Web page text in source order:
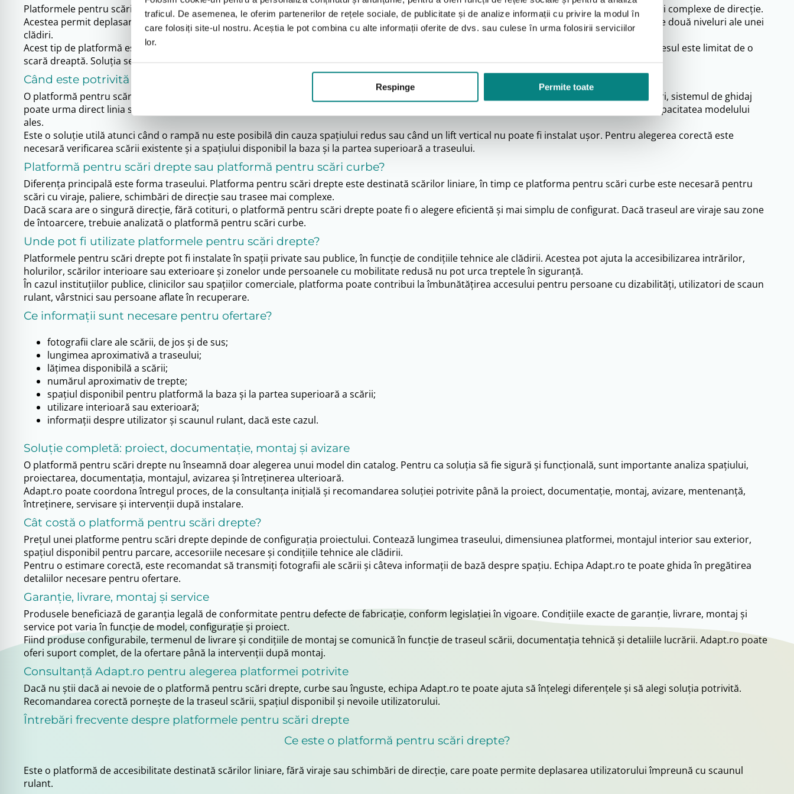
traficul. De asemenea, le oferim partenerilor de rețele sociale, de publicitate și de analize informații cu privire la modul în
care folosiți site-ul nostru. Aceștia le pot combina cu alte informații oferite de dvs. sau culese în urma folosirii serviciilor
lor.
Respinge Permite toate
Platformele pentru scări drepte sunt sisteme de accesibilitate recomandate atunci când traseul scării este liniar, fără viraje, curbe sau schimbări complexe de direcție.
Acestea permit deplasarea în siguranță a persoanelor cu dizabilități, a utilizatorilor de scaun rulant sau a persoanelor cu mobilitate redusă între două niveluri ale unei
clădiri.
Acest tip de platformă este potrivit pentru locuințe private, instituții, clinici, spații comerciale, școli, sedii administrative sau alte clădiri unde accesul este limitat de o
scară dreaptă. Soluția se configurează în funcție de spațiul disponibil, lățimea scării, lungimea traseului și modul real de utilizare.
Când este potrivită o platformă pentru scări drepte?
O platformă pentru scări drepte este potrivită atunci când scara are un traseu simplu, liniar, fără paliere intermediare sau viraje. În aceste cazuri, sistemul de ghidaj
poate urma direct linia scării, iar platforma poate transporta utilizatorul împreună cu scaunul rulant, în funcție de dimensiunea platformei și capacitatea modelului
ales.
Este o soluție utilă atunci când o rampă nu este posibilă din cauza spațiului redus sau când un lift vertical nu poate fi instalat ușor. Pentru alegerea corectă este
necesară verificarea scării existente și a spațiului disponibil la baza și la partea superioară a traseului.
Platformă pentru scări drepte sau platformă pentru scări curbe?
Diferența principală este forma traseului. Platforma pentru scări drepte este destinată scărilor liniare, în timp ce platforma pentru scări curbe este necesară pentru
scări cu viraje, paliere, schimbări de direcție sau trasee mai complexe.
Dacă scara are o singură direcție, fără cotituri, o platformă pentru scări drepte poate fi o alegere eficientă și mai simplu de configurat. Dacă traseul are viraje sau zone
de întoarcere, trebuie analizată o platformă pentru scări curbe.
Unde pot fi utilizate platformele pentru scări drepte?
Platformele pentru scări drepte pot fi instalate în spații private sau publice, în funcție de condițiile tehnice ale clădirii. Acestea pot ajuta la accesibilizarea intrărilor,
holurilor, scărilor interioare sau exterioare și zonelor unde persoanele cu mobilitate redusă nu pot urca treptele în siguranță.
În cazul instituțiilor publice, clinicilor sau spațiilor comerciale, platforma poate contribui la îmbunătățirea accesului pentru persoane cu dizabilități, utilizatori de scaun
rulant, vârstnici sau persoane aflate în recuperare.
Ce informații sunt necesare pentru ofertare?
fotografii clare ale scării, de jos și de sus;
lungimea aproximativă a traseului;
lățimea disponibilă a scării;
numărul aproximativ de trepte;
spațiul disponibil pentru platformă la baza și la partea superioară a scării;
utilizare interioară sau exterioară;
informații despre utilizator și scaunul rulant, dacă este cazul.
Soluție completă: proiect, documentație, montaj și avizare
O platformă pentru scări drepte nu înseamnă doar alegerea unui model din catalog. Pentru ca soluția să fie sigură și funcțională, sunt importante analiza spațiului,
proiectarea, documentația, montajul, avizarea și întreținerea ulterioară.
Adapt.ro poate coordona întregul proces, de la consultanța inițială și recomandarea soluției potrivite până la proiect, documentație, montaj, avizare, mentenanță,
întreținere, servisare și intervenții după instalare.
Cât costă o platformă pentru scări drepte?
Prețul unei platforme pentru scări drepte depinde de configurația proiectului. Contează lungimea traseului, dimensiunea platformei, montajul interior sau exterior,
spațiul disponibil pentru parcare, accesoriile necesare și condițiile tehnice ale clădirii.
Pentru o estimare corectă, este recomandat să transmiți fotografii ale scării și câteva informații de bază despre spațiu. Echipa Adapt.ro te poate ghida în pregătirea
detaliilor necesare pentru ofertare.
Garanție, livrare, montaj și service
Produsele beneficiază de garanția legală de conformitate pentru defecte de fabricație, conform legislației în vigoare. Condițiile exacte de garanție, livrare, montaj și
service pot varia în funcție de model, configurație și proiect.
Fiind produse configurabile, termenul de livrare și condițiile de montaj se comunică în funcție de traseul scării, documentația tehnică și detaliile lucrării. Adapt.ro poate
oferi suport complet, de la ofertare până la intervenții după montaj.
Consultanță Adapt.ro pentru alegerea platformei potrivite
Dacă nu știi dacă ai nevoie de o platformă pentru scări drepte, curbe sau înguste, echipa Adapt.ro te poate ajuta să înțelegi diferențele și să alegi soluția potrivită.
Recomandarea corectă pornește de la traseul scării, spațiul disponibil și nevoile utilizatorului.
Întrebări frecvente despre platformele pentru scări drepte
Ce este o platformă pentru scări drepte?
Este o platformă de accesibilitate destinată scărilor liniare, fără viraje sau schimbări de direcție, care poate permite deplasarea utilizatorului împreună cu scaunul
rulant.